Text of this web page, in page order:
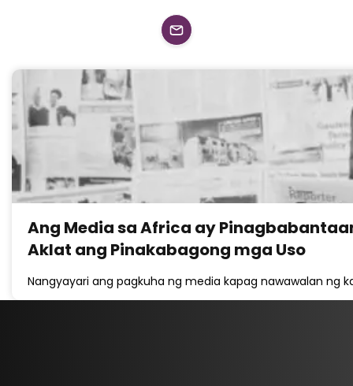
Ang Media sa Africa ay
Aklat ang Pinakabagong mga Uso
Nangyayari ang pagkuha ng media kapag nawawalan